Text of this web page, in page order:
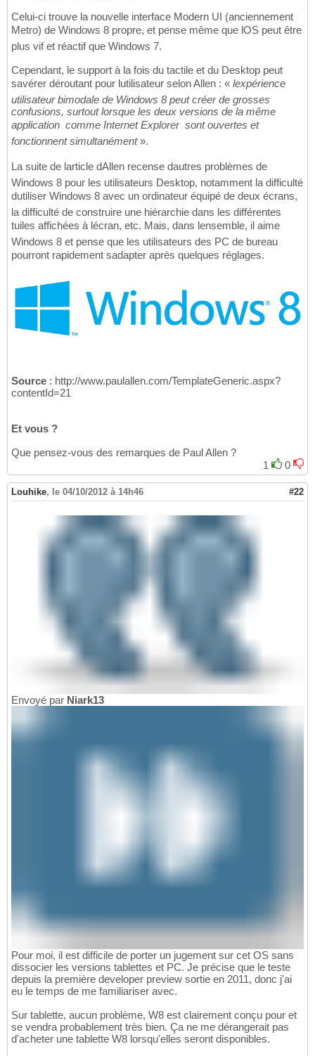
Celui-ci trouve la nouvelle interface Modern UI (anciennement
Metro) de Windows 8 propre, et pense même que lOS peut être
plus vif et réactif que Windows 7.
Cependant, le support à la fois du tactile et du Desktop peut
savérer déroutant pour lutilisateur selon Allen : « lexpérience
utilisateur bimodale de Windows 8 peut créer de grosses
confusions, surtout lorsque les deux versions de la même
application  comme Internet Explorer  sont ouvertes et
fonctionnent simultanément».
La suite de larticle dAllen recense dautres problèmes de
Windows 8 pour les utilisateurs Desktop, notamment la difficulté
dutiliser Windows 8 avec un ordinateur équipé de deux écrans,
la difficulté de construire une hiérarchie dans les différentes
tuiles affichées à lécran, etc. Mais, dans lensemble, il aime
Windows 8 et pense que les utilisateurs des PC de bureau
pourront rapidement sadapter après quelques réglages.
Source : http://www.paulallen.com/TemplateGeneric.aspx?
contentId=21
Et vous ?
Que pensez-vous des remarques de Paul Allen ?
1
0
Louhike, le 04/10/2012 à 14h46 #22
Envoyé par Niark13
Pour moi, il est difficile de porter un jugement sur cet OS sans
dissocier les versions tablettes et PC. Je précise que le teste
depuis la première developer preview sortie en 2011, donc j'ai
eu le temps de me familiariser avec.
Sur tablette, aucun problème, W8 est clairement conçu pour et
se vendra probablement très bien. Ça ne me dérangerait pas
d'acheter une tablette W8 lorsqu'elles seront disponibles.